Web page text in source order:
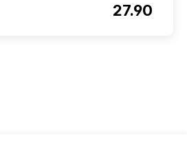
27.90